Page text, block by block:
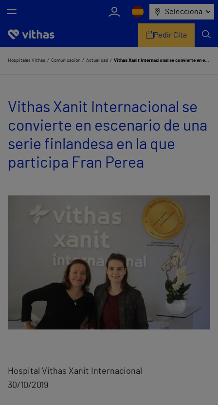
Selecciona
Nosotros
Servicios de salud
Equipo médico y asistencial
Pedir Cita
Hospitales Vithas Comunicación Actualidad Vithas Xanit Internacional se convierte en escenario de una serie finlandesa en la que participa Fran Perea
Vithas Xanit Internacional se
convierte en escenario de una
serie finlandesa en la que
participa Fran Perea
Hospital Vithas Xanit Internacional
30/10/2019